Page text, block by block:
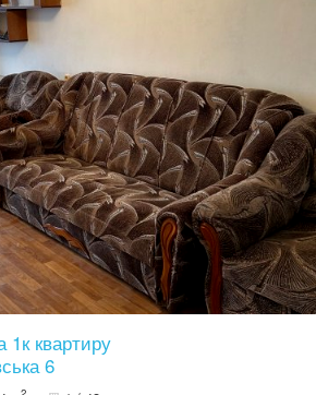
1к квартиру
6